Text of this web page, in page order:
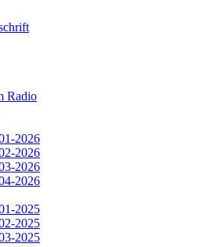
Radio
2026
2026
2026
2026
2025
2025
2025